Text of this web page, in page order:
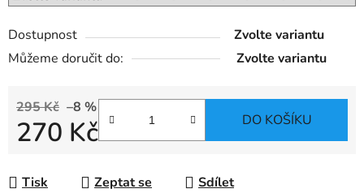
Dostupnost
Zvolte variantu
Můžeme doručit do:
Zvolte variantu
295 Kč –8 %
270 Kč DO KOŠÍKU
Tisk Zeptat se Sdílet